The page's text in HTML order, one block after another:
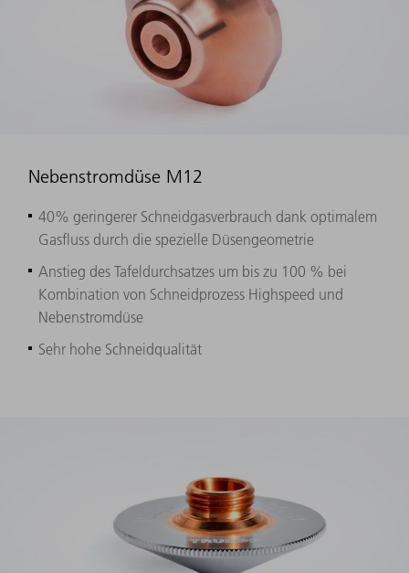
Nebenstromdüse M12
40% geringerer Schneidgasverbrauch dank optimalem
Gasfluss durch die spezielle Düsengeometrie
Anstieg des Tafeldurchsatzes um bis zu 100 % bei
Kombination von Schneidprozess Highspeed und
Nebenstromdüse
Sehr hohe Schneidqualität